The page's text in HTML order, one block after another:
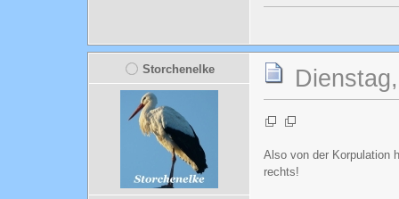
Storchenelke
Also von der Korpulation
rechts!